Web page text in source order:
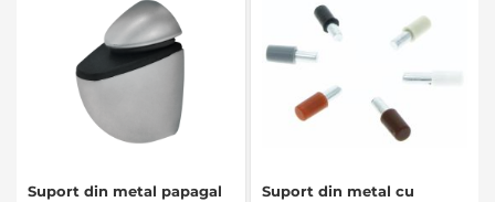
Suport din metal papagal
Suport din metal cu